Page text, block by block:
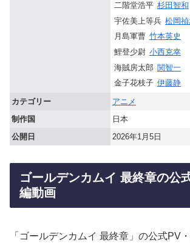
二階堂浩平 杉田智和
宇佐美上等兵 松岡
月島軍曹 竹本英史
鯉登少尉 小西克幸
海賊房太郎 関智一
金子花枝子 伊藤静
カテゴリー
アニメ
制作国
日本
公開日
2026年1月5日
ゴールデンカムイ 最終章の公
編動画
「ゴールデンカムイ 最終章」の公式PV